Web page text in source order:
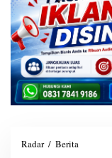
Radar / Berita